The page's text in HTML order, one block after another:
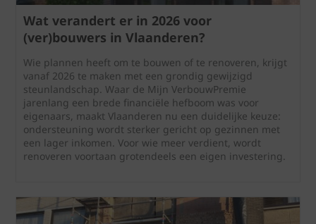
Wat verandert er in 2026 voor
(ver)bouwers in Vlaanderen?
Wie plannen heeft om te bouwen of te renoveren, krijgt
vanaf 2026 te maken met een grondig gewijzigd
steunlandschap. Waar de Mijn VerbouwPremie
jarenlang een brede financiële hefboom was voor
eigenaars, maakt Vlaanderen nu een duidelijke keuze:
ondersteuning wordt sterker gericht op gezinnen met
een lager inkomen. Voor wie meer verdient, wordt
renoveren voortaan grotendeels een eigen investering.